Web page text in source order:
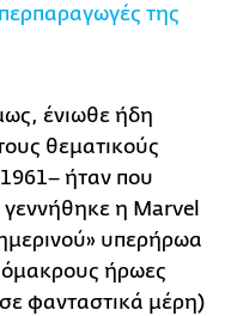
της
ένιωθε ήδη
θεματικούς
ήταν που
η Marvel
υπερήρωα
ήρωες
φανταστικά μέρη)